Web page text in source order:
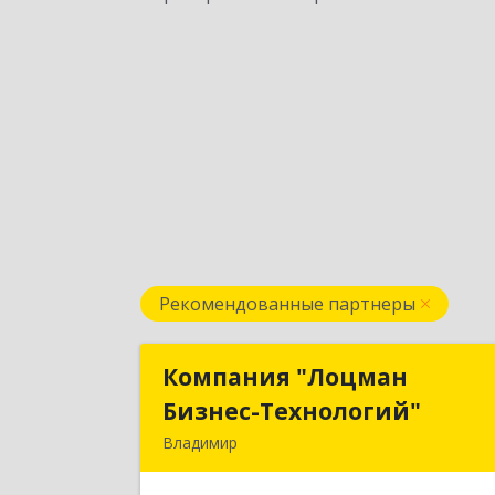
Рекомендованные партнеры
Компания "Лоцман
Бизнес-Технологий"
Владимир
Компания "Лоцман
Бизнес-Технологий"